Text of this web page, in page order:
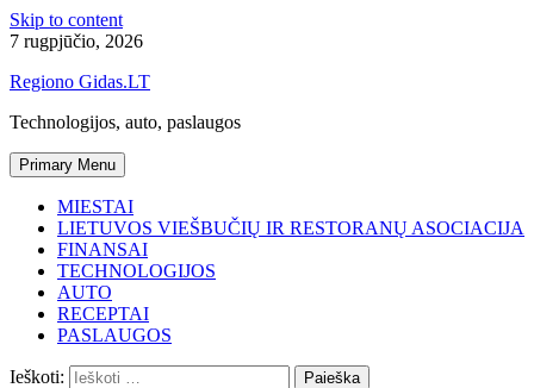
Skip to content
7 rugpjūčio, 2026
Regiono Gidas.LT
Technologijos, auto, paslaugos
Primary Menu
MIESTAI
LIETUVOS VIEŠBUČIŲ IR RESTORANŲ ASOCIACIJA
FINANSAI
TECHNOLOGIJOS
AUTO
RECEPTAI
PASLAUGOS
Ieškoti: